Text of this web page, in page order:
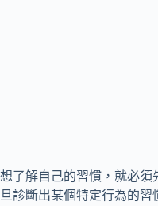
想了解自己的習慣，就必
旦診斷出某個特定行為的